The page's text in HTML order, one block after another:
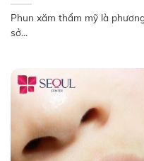
Phun xăm thẩm mỹ là
sở...